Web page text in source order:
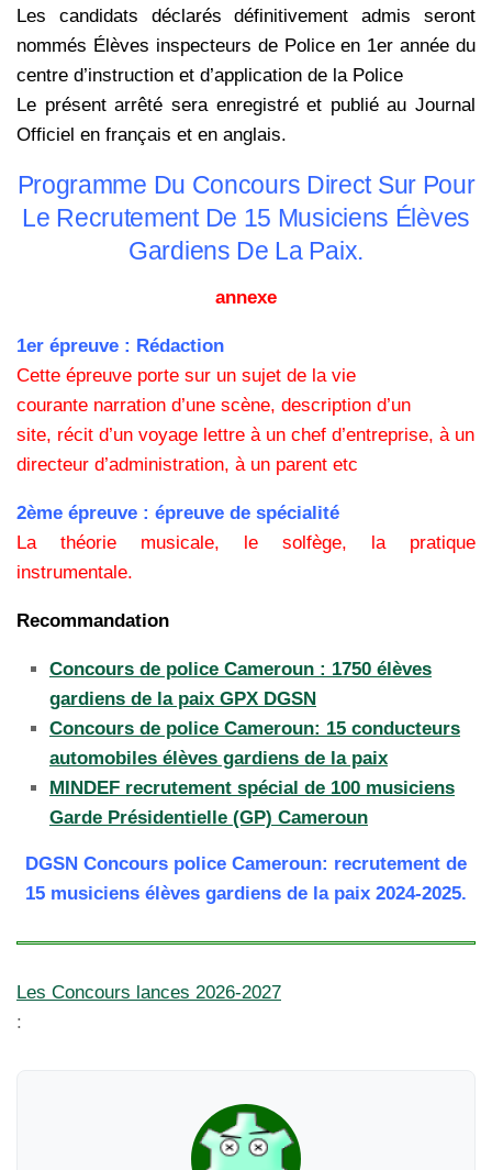
Les candidats déclarés définitivement admis seront
nommés Élèves inspecteurs de Police en 1er année du
centre d’instruction et d’application de la Police
Le présent arrêté sera enregistré et publié au Journal
Officiel en français et en anglais.
Programme Du Concours Direct Sur Pour
Le Recrutement De 15 Musiciens Élèves
Gardiens De La Paix.
annexe
1er épreuve : Rédaction
Cette épreuve porte sur un sujet de la vie
courante narration d’une scène, description d’un
site, récit d’un voyage lettre à un chef d’entreprise, à un
directeur d’administration, à un parent etc
2ème épreuve : épreuve de spécialité
La théorie musicale, le solfège, la pratique
instrumentale.
Recommandation
Concours de police Cameroun : 1750 élèves
gardiens de la paix GPX DGSN
Concours de police Cameroun: 15 conducteurs
automobiles élèves gardiens de la paix
MINDEF recrutement spécial de 100 musiciens
Garde Présidentielle (GP) Cameroun
DGSN Concours police Cameroun: recrutement de
15 musiciens élèves gardiens de la paix 2024-2025.
Les Concours lances 2026-2027
: